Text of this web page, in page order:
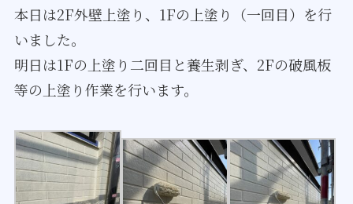
本日は2F外壁上塗り、1Fの上塗り（一回目）を行
いました。
明日は1Fの上塗り二回目と養生剥ぎ、2Fの破風板
等の上塗り作業を行います。